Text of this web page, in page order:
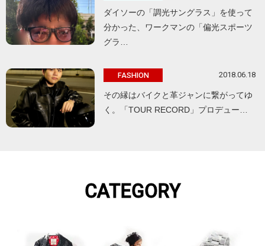
ダイソーの「調光サングラス」を使って
分かった、ワークマンの「偏光スポーツ
グラ…
FASHION 2018.06.18
その縁はバイクと革ジャンに繋がってゆ
く。「TOUR RECORD」プロデュー…
CATEGORY